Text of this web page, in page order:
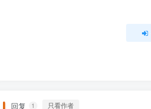
回复 1 只看作者